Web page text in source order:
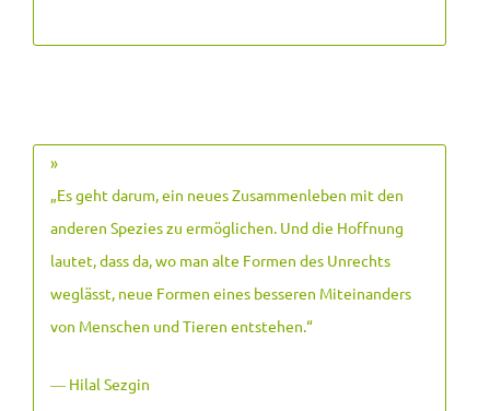
»
„Es geht darum, ein neues Zusammenleben mit den
anderen Spezies zu ermöglichen. Und die Hoffnung
lautet, dass da, wo man alte Formen des Unrechts
weglässt, neue Formen eines besseren Miteinanders
von Menschen und Tieren entstehen. “
― Hilal Sezgin